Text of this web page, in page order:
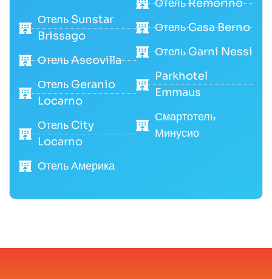
Отель Sunstar
Brissago
Отель Ascovilla
Отель Geranio
Locarno
Отель City
Locarno
Отель Америка
Отель Remorino
Отель Casa Berno
Отель Garni Nessi
Parkhotel
Emmaus
Смартотель
Минусио